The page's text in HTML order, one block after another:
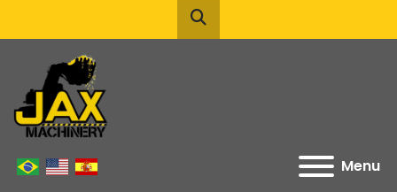
Pesquisar
Menu